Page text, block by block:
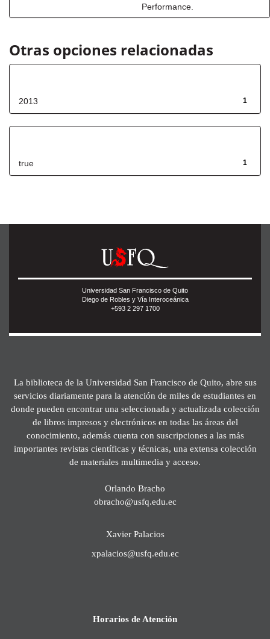
Performance.
Otras opciones relacionadas
1
2013
1
true
Universidad San Francisco de Quito
Diego de Robles y Vía Interoceánica
+593 2 297 1700
La biblioteca de la Universidad San Francisco de Quito, abre sus
servicios diariamente para la atención de miles de estudiantes en
donde pueden encontrar una seleccionada y actualizada colección
de libros impresos y electrónicos en todas las áreas del
conocimiento, además cuenta con suscripciones a las más
importantes revistas científicas y técnicas, una extensa colección
de materiales multimedia y acceso.
Orlando Bracho
obracho@usfq.edu.ec
Xavier Palacios
xpalacios@usfq.edu.ec
Horarios de Atención